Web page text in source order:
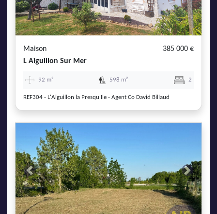
Maison
385 000 €
L Aiguillon Sur Mer
92 m² 598 m² 2
REF304 - L'Aiguillon la Presqu'Ile - Agent Co David Billaud
Previous Next